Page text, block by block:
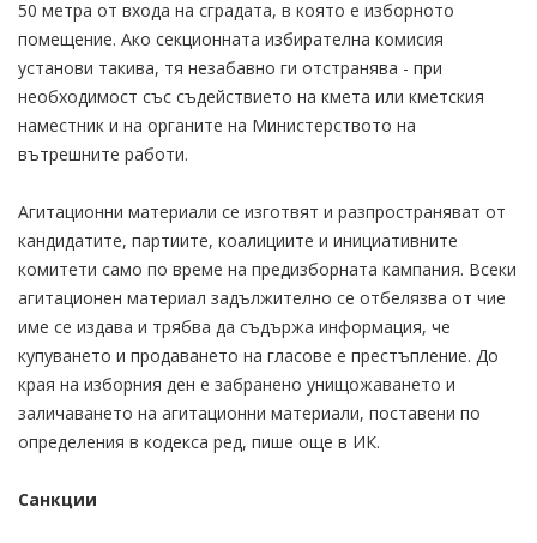
50 метра от входа на сградата, в която е изборното
помещение. Ако секционната избирателна комисия
установи такива, тя незабавно ги отстранява - при
необходимост със съдействието на кмета или кметския
наместник и на органите на Министерството на
вътрешните работи.
Агитационни материали се изготвят и разпространяват от
кандидатите, партиите, коалициите и инициативните
комитети само по време на предизборната кампания. Всеки
агитационен материал задължително се отбелязва от чие
име се издава и трябва да съдържа информация, че
купуването и продаването на гласове е престъпление. До
края на изборния ден е забранено унищожаването и
заличаването на агитационни материали, поставени по
определения в кодекса ред, пише още в ИК.
Санкции